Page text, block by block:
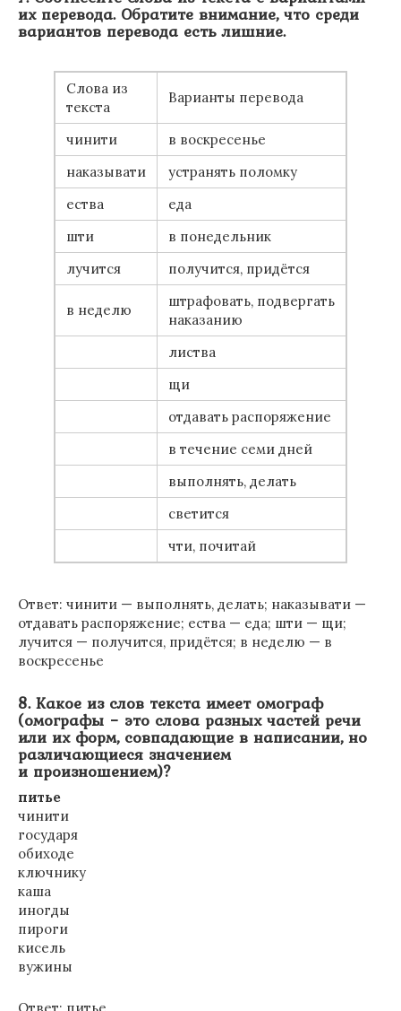
их перевода. Обратите внимание, что среди
вариантов перевода есть лишние.
Слова из
текста
Варианты перевода
чинити
в воскресенье
наказывати
устранять поломку
ества
еда
шти
в понедельник
лучится
получится, придётся
в неделю
штрафовать, подвергать
наказанию
листва
щи
отдавать распоряжение
в течение семи дней
выполнять, делать
светится
чти, почитай
Ответ: чинити — выполнять, делать; наказывати —
отдавать распоряжение; ества — еда; шти — щи;
лучится — получится, придётся; в неделю — в
воскресенье
8. Какое из слов текста имеет омограф
(омографы − это слова разных частей речи
или их форм, совпадающие в написании, но
различающиеся значением
и произношением)?
питье
чинити
государя
обиходе
ключнику
каша
иногды
пироги
кисель
вужины